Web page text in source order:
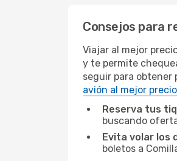
Consejos para
Viajar al mejor
y te permite
seguir para obtener
avión al mejor precio
Reserva tus
buscando
Evita volar los
boletos a